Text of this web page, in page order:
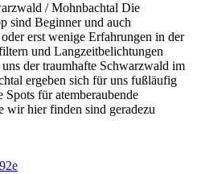
/ Mohnbachtal Die
sind Beginner und auch
erst wenige Erfahrungen in der
und Langzeitbelichtungen
der traumhafte Schwarzwald im
ergeben sich für uns fußläufig
Spots für atemberaubende
wir hier finden sind geradezu